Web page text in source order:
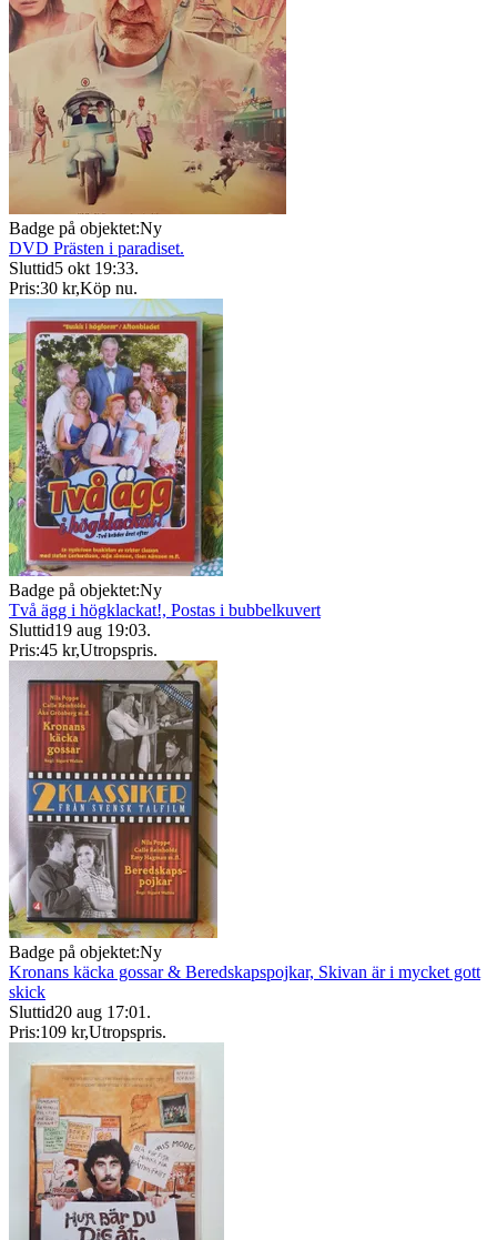
Badge på objektet:Ny
DVD Prästen i paradiset.
Sluttid5 okt 19:33.
Pris:30 kr,Köp nu.
Badge på objektet:Ny
Två ägg i högklackat!, Postas i bubbelkuvert
Sluttid19 aug 19:03.
Pris:45 kr,Utropspris.
Badge på objektet:Ny
Kronans käcka gossar & Beredskapspojkar, Skivan är i mycket gott
skick
Sluttid20 aug 17:01 .
Pris:109 kr,Utropspris.